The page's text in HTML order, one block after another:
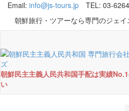
Email: info@js-tours.jp
TEL: 03-
朝鮮旅行・ツアーなら専門のジェ
朝鮮民主主義人民共和国手配は実績
い